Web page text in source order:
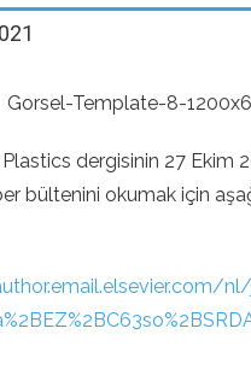
dergisinin 27 Ekim
bültenini okumak için